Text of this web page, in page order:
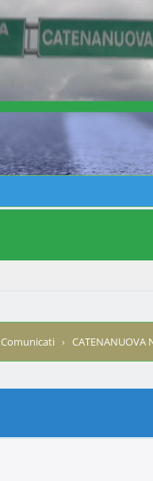
Comunicati › CATENANUOVA